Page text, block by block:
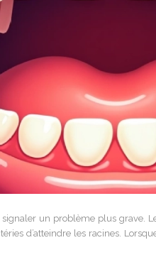
un problème plus grave.
d’atteindre les racines.